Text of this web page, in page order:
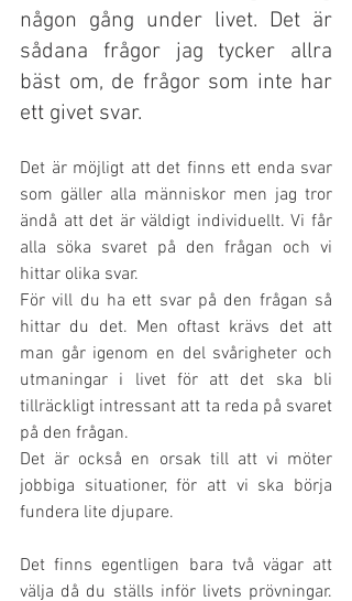
någon gång under livet. Det är
sådana frågor jag tycker allra
bäst om, de frågor som inte har
ett givet svar.
Det är möjligt att det finns ett enda svar
som gäller alla människor men jag tror
ändå att det är väldigt individuellt. Vi får
alla söka svaret på den frågan och vi
hittar olika svar.
För vill du ha ett svar på den frågan så
hittar du det. Men oftast krävs det att
man går igenom en del svårigheter och
utmaningar i livet för att det ska bli
tillräckligt intressant att ta reda på svaret
på den frågan.
Det är också en orsak till att vi möter
jobbiga situationer, för att vi ska börja
fundera lite djupare.
Det finns egentligen bara två vägar att
välja då du ställs inför livets prövningar.